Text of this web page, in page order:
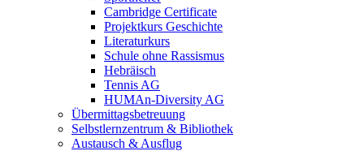
Cambridge Certificate
Projektkurs Geschichte
Literaturkurs
Schule ohne Rassismus
Hebräisch
Tennis AG
HUMAn-Diversity AG
Übermittagsbetreuung
Selbstlernzentrum & Bibliothek
Austausch & Ausflug